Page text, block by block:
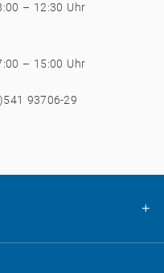
– 12:30 Uhr
– 15:00 Uhr
93706-29